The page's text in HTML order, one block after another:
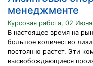
менеджменте
Курсовая работа, 02
В настоящее время на
большое количество
постоянно растет. Эти
высвобождающиеся